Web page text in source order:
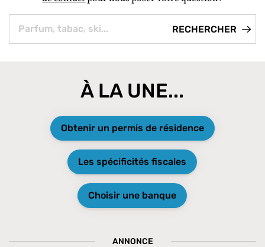
À LA UNE...
Obtenir un permis de résidence
Les spécificités fiscales
Choisir une banque
ANNONCE